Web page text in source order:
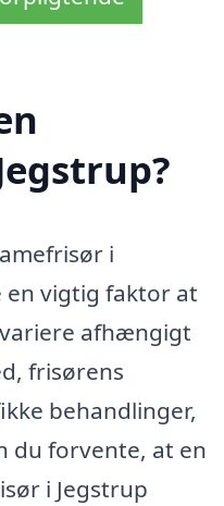
i
en vigtig faktor at
afhængigt
frisørens
behandlinger,
du forvente, at en
i Jegstrup